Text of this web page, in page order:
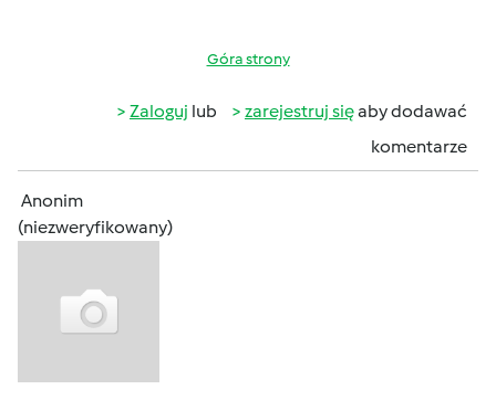
Góra strony
Zaloguj lub zarejestruj sięaby dodawać
komentarze
Anonim
(niezweryfikowany)